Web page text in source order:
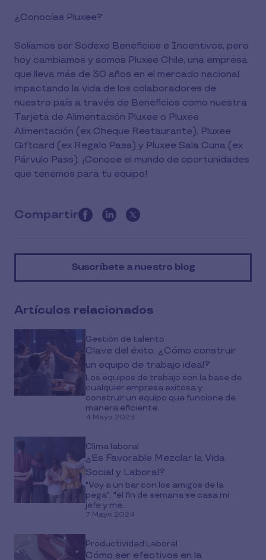
¿Conocías Pluxee?
Solíamos ser Sodexo Beneficios e Incentivos, pero
hoy cambiamos y somos Pluxee Chile, una empresa
que lleva más de 30 años en el mercado nacional
impactando la vida de los colaboradores de
nuestro país a través de Beneficios como nuestra
Tarjeta de Alimentación Pluxee o Pluxee
Alimentación (ex Cheque Restaurante), Pluxee
Giftcard (ex Regalo Pass) y Pluxee Sala Cuna (ex
Párvulo Pass). ¡Conoce el mundo de oportunidades
que tenemos para tu equipo!
Compartir
this
on
Suscríbete a nuestro blog
Artículos relacionados
Gestión de talento
Clave del éxito: ¿Cómo construir
un equipo de trabajo ideal?
Los equipos de trabajo son la base de
cualquier empresa exitosa y
construir un equipo que funcione de
manera eficiente...
4 Mayo 2023
Clima laboral
¿Es Favorable Mezclar la Vida
Social y Laboral?
"Voy a un bar con los amigos de la
pega", "el fin de semana se casa mi
jefe y me...
7 Mayo 2024
Productividad Laboral
Cómo ser efectivos en la